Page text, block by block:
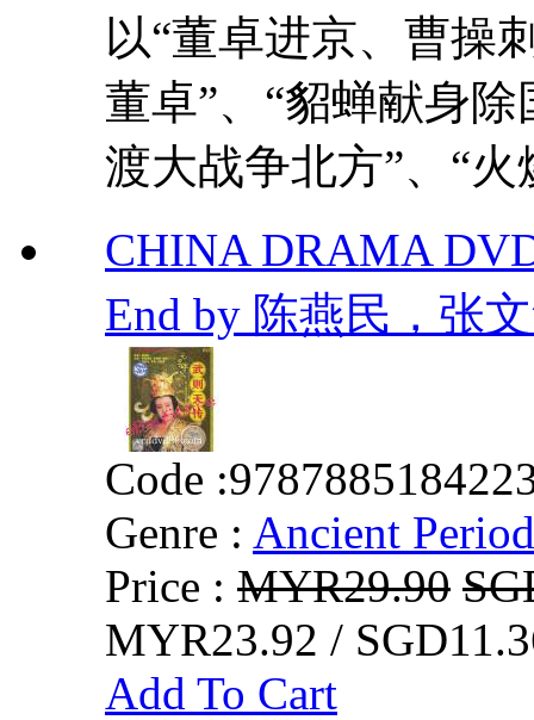
以“董卓进京、曹操
董卓”、“貂蝉献身
渡大战争北方”、“
CHINA DRAMA
End by 陈燕民，张
Code :
Genre : Ancient Period
Price : MYR29.90
MYR23.92 /
Add To Cart